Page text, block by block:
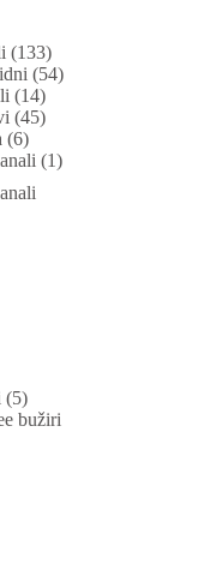
(133)
(54)
(14)
(45)
(6)
(1)
(5)
bužiri